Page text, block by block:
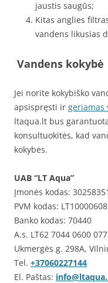
jaustis saugūs;
Kitas anglies
vandens likusias
Vandens kokybė
Jei norite kokybiško
apsispręsti ir geriamas
ltaqua.lt bus
konsultuokitės, kad
kokybės.
UAB “LT Aqua”
Įmonės kodas:
PVM kodas:
Banko kodas: 70440
A.s. LT62 7044 0600
Ukmergės g. 298A,
Tel. +37060227144
El. Paštas: